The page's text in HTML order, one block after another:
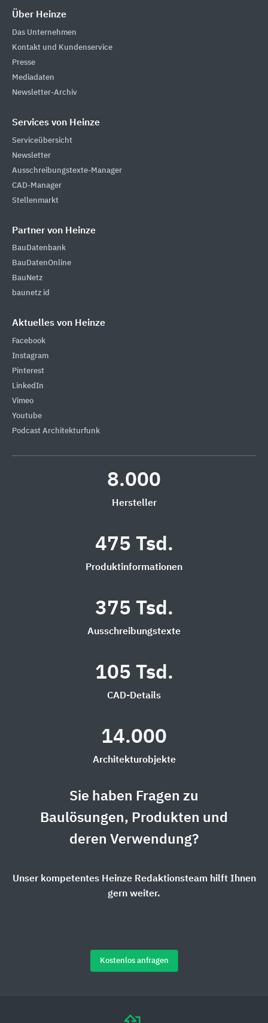
Über Heinze
Das Unternehmen
Kontakt und Kundenservice
Presse
Mediadaten
Newsletter-Archiv
Services von Heinze
Serviceübersicht
Newsletter
Ausschreibungstexte-Manager
CAD-Manager
Stellenmarkt
Partner von Heinze
BauDatenbank
BauDatenOnline
BauNetz
baunetz id
Aktuelles von Heinze
Facebook
Instagram
Pinterest
LinkedIn
Vimeo
Youtube
Podcast Architekturfunk
8.000
Hersteller
475 Tsd.
Produktinformationen
375 Tsd.
Ausschreibungstexte
105 Tsd.
CAD-Details
14.000
Architekturobjekte
Sie haben Fragen zu
Baulösungen, Produkten und
deren Verwendung?
Unser kompetentes Heinze Redaktionsteam hilft Ihnen
gern weiter.
Kostenlos anfragen